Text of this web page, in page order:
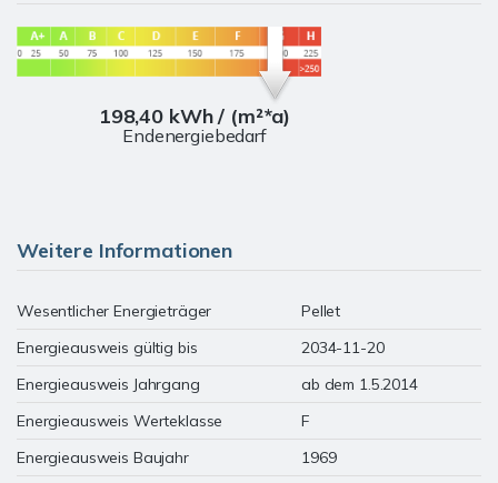
198,40 kWh / (m²*a)
Endenergiebedarf
Weitere Informationen
Wesentlicher Energieträger
Pellet
Energieausweis gültig bis
2034-11-20
Energieausweis Jahrgang
ab dem 1.5.2014
Energieausweis Werteklasse
F
Energieausweis Baujahr
1969